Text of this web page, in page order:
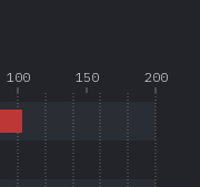
100 150 200